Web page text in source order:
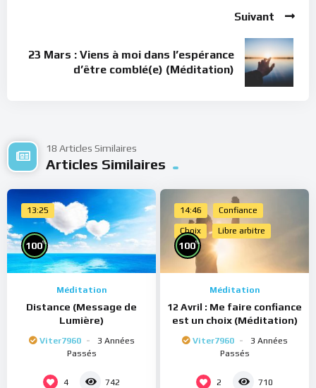
Suivant
23 Mars : Viens à moi dans l’espérance
d’être comblé(e) (Méditation)
18 Articles Similaires
Articles Similaires
13:25
100%
Méditation
Distance (Message de
Lumière)
Viter7960
3 Années
Passés
4 742
14:46 Confiance
Choix Libre arbitre
100%
Méditation
12 Avril : Me faire confiance
est un choix (Méditation)
Viter7960
3 Années
Passés
2 710